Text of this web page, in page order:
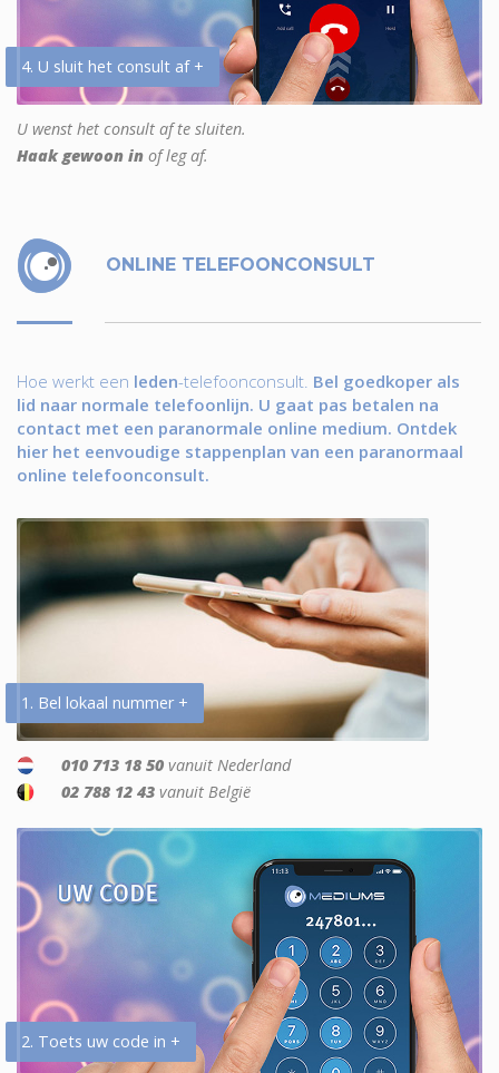
4. U sluit het consult af +
U wenst het consult af te sluiten.
Haak gewoon in of leg af.
ONLINE TELEFOONCONSULT
Hoe werkt een leden-telefoonconsult. Bel goedkoper als
lid naar normale telefoonlijn. U gaat pas betalen na
contact met een paranormale online medium. Ontdek
hier het eenvoudige stappenplan van een paranormaal
online telefoonconsult.
1. Bel lokaal nummer +
010 713 18 50 vanuit Nederland
02 788 12 43 vanuit België
2. Toets uw code in +